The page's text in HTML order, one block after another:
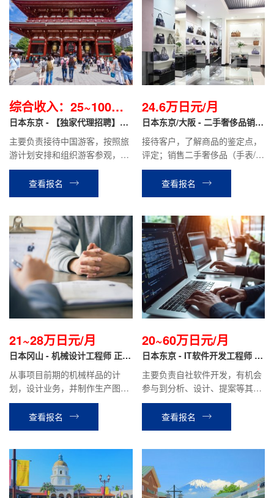
综合收入：25~100万
日元不等/月
日本东京 - 【独家代理招聘】导
游职
主要负责接待中国游客，按照旅
游计划安排和组织游客参观，游
览。介绍景点特色，管理游客的
交通，食宿等。协助处理游客在
旅途中遇到的问题。
查看报名
24.6万日元/月
日本东京/大阪 - 二手奢侈品销售
翻译 正社员
接待客户，了解商品的鉴定点，
评定；销售二手奢侈品（手表/服
装/包/宝石/首饰等）；运用
Instagram·TikTok进行SNS宣
传；商品库存管理等工作。
查看报名
21~28万日元/月
日本冈山 - 机械设计工程师 正社
从事项目前期的机械样品的计
划，设计业务，并制作生产图
纸，机械组装等业务
查看报名
20~60万日元/月
日本东京 - IT软件开发工程师 正
社员
主要负责自社软件开发，有机会
参与到分析、设计、提案等其他
相关工作。月薪20万日元~70万
日元（根据个人技术经验）
查看报名